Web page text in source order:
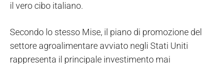
il vero cibo italiano.
Secondo lo stesso Mise, il piano di promozione del
settore agroalimentare avviato negli Stati Uniti
rappresenta il principale investimento mai